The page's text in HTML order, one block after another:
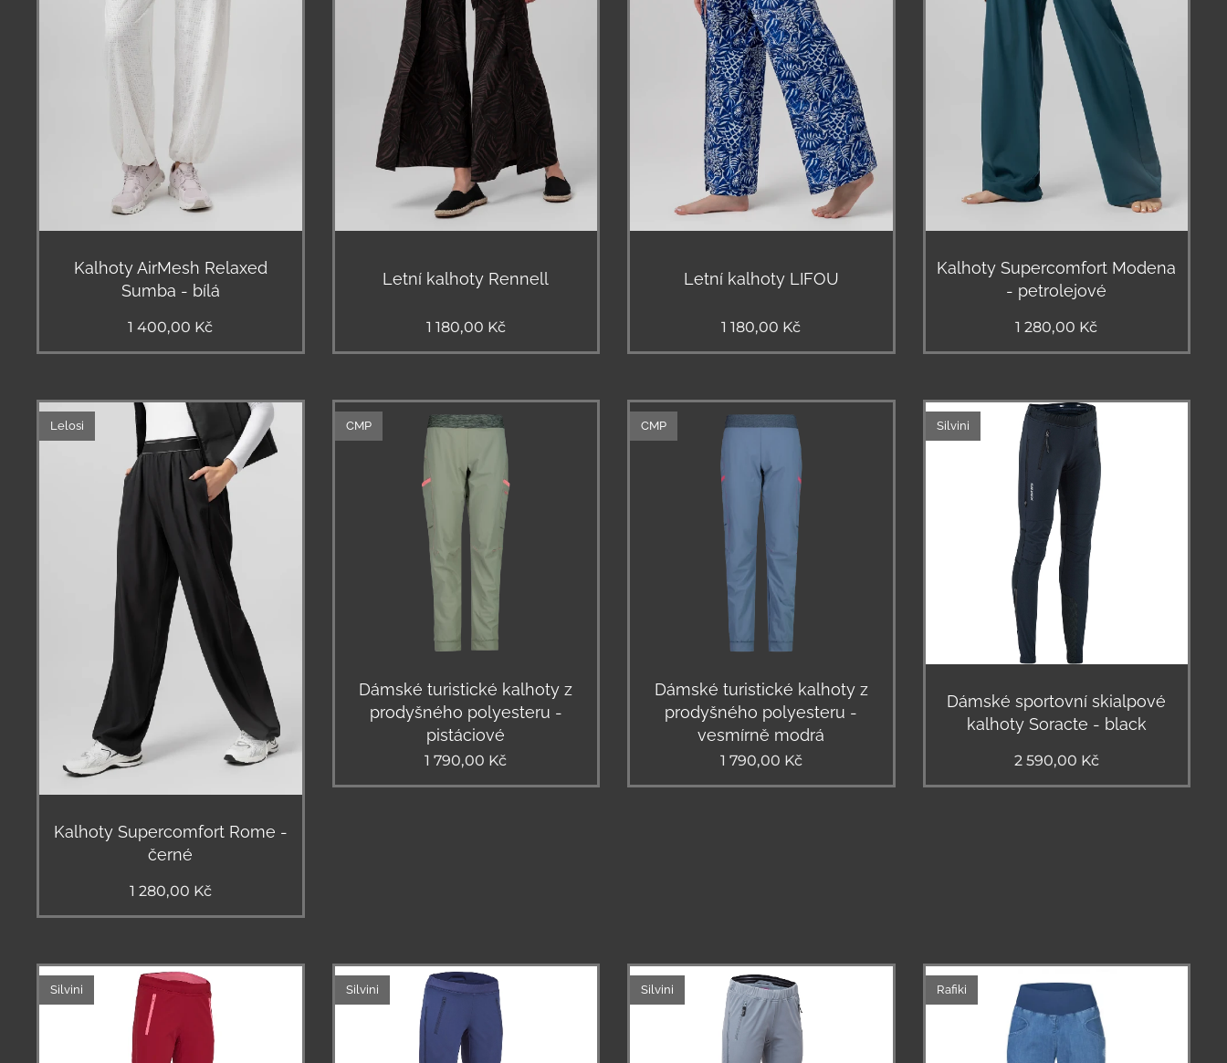
Kalhoty AirMesh Relaxed
Sumba - bílá
1 400,00 Kč
Letní kalhoty Rennell
1 180,00 Kč
Letní kalhoty LIFOU
1 180,00 Kč
Kalhoty Supercomfort Modena
- petrolejové
1 280,00 Kč
Kalhoty Supercomfort Rome -
černé
Lelosi
1 280,00 Kč
Dámské turistické kalhoty z
prodyšného polyesteru -
pistáciové
CMP
1 790,00 Kč
Dámské turistické kalhoty z
prodyšného polyesteru -
vesmírně modrá
CMP
1 790,00 Kč
Dámské sportovní skialpové
kalhoty Soracte - black
Silvini
2 590,00 Kč
Silvini Silvini Silvini Rafiki